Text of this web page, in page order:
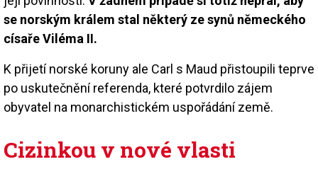
se norským králem stal některý ze synů německého
císaře Viléma II.
K přijetí norské koruny ale Carl s Maud přistoupili teprve
po uskutečnění referenda, které potvrdilo zájem
obyvatel na monarchistickém uspořádání země.
Cizinkou v nové vlasti